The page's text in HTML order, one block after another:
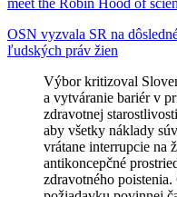
meet the Robin Hood of
OSN vyzvala SR na
ľudských práv žien
Výbor kritizoval
a vytváranie bariér v
zdravotnej
aby všetky náklady
vrátane interrupcie na
antikoncepčné
zdravotného